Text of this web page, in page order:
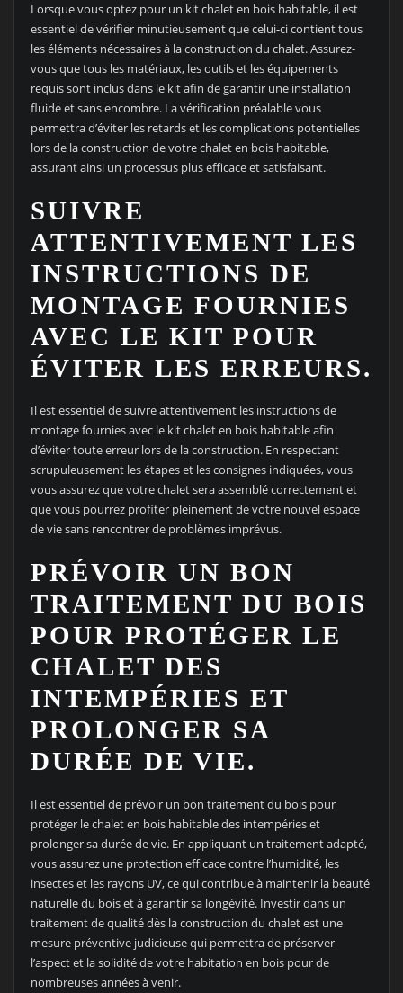
Lorsque vous optez pour un kit chalet en bois habitable, il est
essentiel de vérifier minutieusement que celui-ci contient tous
les éléments nécessaires à la construction du chalet. Assurez-
vous que tous les matériaux, les outils et les équipements
requis sont inclus dans le kit afin de garantir une installation
fluide et sans encombre. La vérification préalable vous
permettra d’éviter les retards et les complications potentielles
lors de la construction de votre chalet en bois habitable,
assurant ainsi un processus plus efficace et satisfaisant.
SUIVRE
ATTENTIVEMENT LES
INSTRUCTIONS DE
MONTAGE FOURNIES
AVEC LE KIT POUR
ÉVITER LES ERREURS.
Il est essentiel de suivre attentivement les instructions de
montage fournies avec le kit chalet en bois habitable afin
d’éviter toute erreur lors de la construction. En respectant
scrupuleusement les étapes et les consignes indiquées, vous
vous assurez que votre chalet sera assemblé correctement et
que vous pourrez profiter pleinement de votre nouvel espace
de vie sans rencontrer de problèmes imprévus.
PRÉVOIR UN BON
TRAITEMENT DU BOIS
POUR PROTÉGER LE
CHALET DES
INTEMPÉRIES ET
PROLONGER SA
DURÉE DE VIE.
Il est essentiel de prévoir un bon traitement du bois pour
protéger le chalet en bois habitable des intempéries et
prolonger sa durée de vie. En appliquant un traitement adapté,
vous assurez une protection efficace contre l’humidité, les
insectes et les rayons UV, ce qui contribue à maintenir la beauté
naturelle du bois et à garantir sa longévité. Investir dans un
traitement de qualité dès la construction du chalet est une
mesure préventive judicieuse qui permettra de préserver
l’aspect et la solidité de votre habitation en bois pour de
nombreuses années à venir.